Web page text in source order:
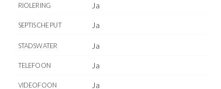
RIOLERING Ja
SEPTISCHE PUT Ja
STADSWATER Ja
TELEFOON Ja
VIDEOFOON Ja